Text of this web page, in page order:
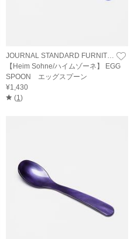
JOURNAL STANDARD FURNITURE
【Heim Sohne/ハイムゾーネ】 EGG
SPOON エッグスプーン
¥1,430
(1)